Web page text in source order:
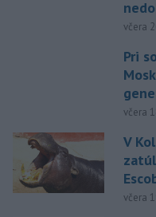
včera
Pri
včera
V
včera